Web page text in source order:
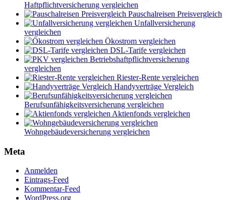
Haftpflichtversicherung vergleichen
Pauschalreisen Preisvergleich
Unfallversicherung
vergleichen
Ökostrom vergleichen
DSL-Tarife vergleichen
Betriebshaftpflichtversicherung
vergleichen
Riester-Rente vergleichen
Handyverträge Vergleich
Berufsunfähigkeitsversicherung vergleichen
Aktienfonds vergleichen
Wohngebäudeversicherung vergleichen
Meta
Anmelden
Eintrags-Feed
Kommentar-Feed
WordPress.org